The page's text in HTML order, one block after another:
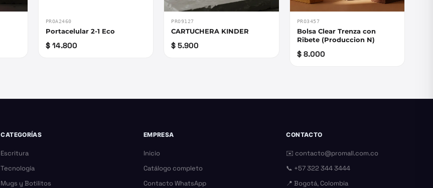
PROA2460
Portacelular 2-1 Eco
$ 14.800
PRO9127
CARTUCHERA KINDER
$ 5.900
PRO3457
Bolsa Clear Trenza con
Ribete (Produccion N)
$ 8.000
CATEGORÍAS
Escritura
Tecnología
Mugs y Botilitos
EMPRESA
Inicio
Catálogo completo
Contacto WhatsApp
CONTACTO
✉️contacto@promall.com.co
📞 +57 322 344 3444
📍 Bogotá, Colombia